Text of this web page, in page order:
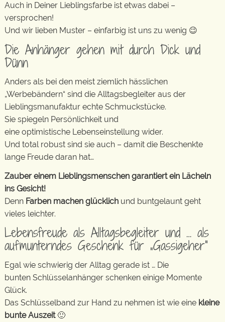
Auch in Deiner Lieblingsfarbe ist etwas dabei –
versprochen!
Und wir lieben Muster – einfarbig ist uns zu wenig 😉
Die Anhänger gehen mit durch Dick und
Dünn
Anders als bei den meist ziemlich hässlichen
„Werbebändern“ sind die Alltagsbegleiter aus der
Lieblingsmanufaktur echte Schmuckstücke.
Sie spiegeln Persönlichkeit und
eine optimistische Lebenseinstellung wider.
Und total robust sind sie auch – damit die Beschenkte
lange Freude daran hat…
Zauber einem Lieblingsmenschen garantiert ein Lächeln
ins Gesicht!
Denn Farben machen glücklich und buntgelaunt geht
vieles leichter.
Lebensfreude als Alltagsbegleiter und … als
aufmunterndes Geschenk für „Gassigeher“
Egal wie schwierig der Alltag gerade ist … Die
bunten Schlüsselanhänger schenken einige Momente
Glück.
Das Schlüsselband zur Hand zu nehmen ist wie eine kleine
bunte Auszeit🙂